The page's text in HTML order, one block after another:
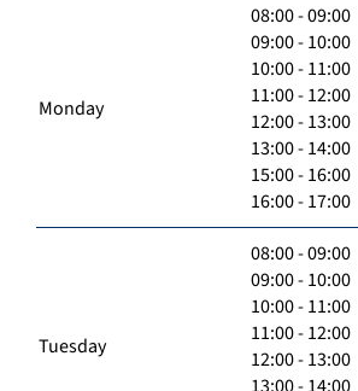
Monday
08:00 - 09:00
09:00 - 10:00
10:00 - 11:00
11:00 - 12:00
12:00 - 13:00
13:00 - 14:00
15:00 - 16:00
16:00 - 17:00
Tuesday
08:00 - 09:00
09:00 - 10:00
10:00 - 11:00
11:00 - 12:00
12:00 - 13:00